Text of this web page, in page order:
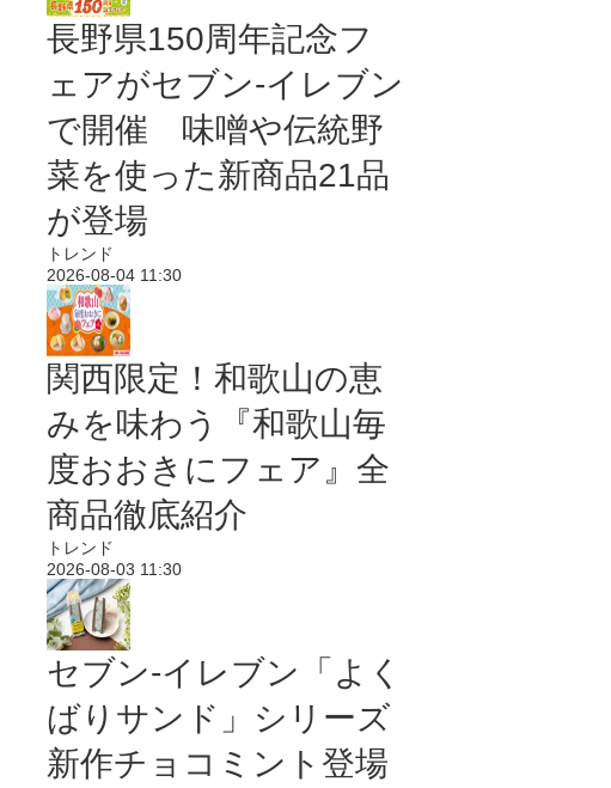
長野県150周年記念フ
ェアがセブン-イレブン
で開催 味噌や伝統野
菜を使った新商品21品
が登場
トレンド
2026-08-04 11:30
関西限定！和歌山の恵
みを味わう『和歌山毎
度おおきにフェア』全
商品徹底紹介
トレンド
2026-08-03 11:30
セブン‐イレブン「よく
ばりサンド」シリーズ
新作チョコミント登場